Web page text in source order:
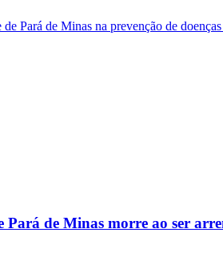
Pará de Minas na prevenção de
de Minas morre ao ser